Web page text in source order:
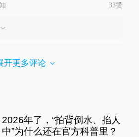
33赞
开更多评论
2026年了，“拍背倒水、掐人
中”为什么还在官方科普里？